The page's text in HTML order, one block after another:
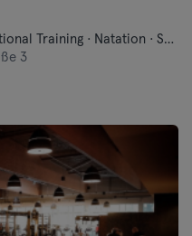
Bien-être · Danse · Fitness · Functional Training · Natation · Sauna
3